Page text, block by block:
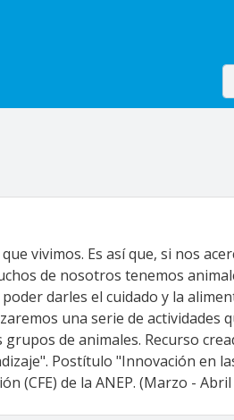
vivimos. Es así que, si nos
de nosotros tenemos
darles el cuidado y la
una serie de actividades
de animales. Recurso
Postítulo "Innovación en
(CFE) de la ANEP. (Marzo - Abril